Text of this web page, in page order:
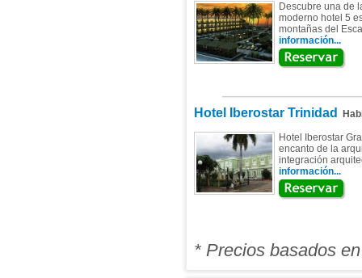
Descubre una de
moderno hotel 5
montañas del
información...
Hotel Iberostar Trinidad
Hotel Iberostar
encanto de la
integración
información...
* Precios basados